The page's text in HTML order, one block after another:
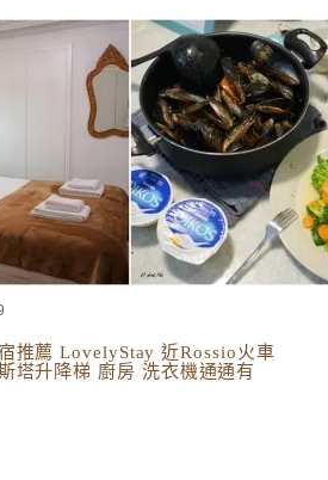
推薦 LovelyStay 近Rossio火車
塔升降梯 廚房 洗衣機通通有